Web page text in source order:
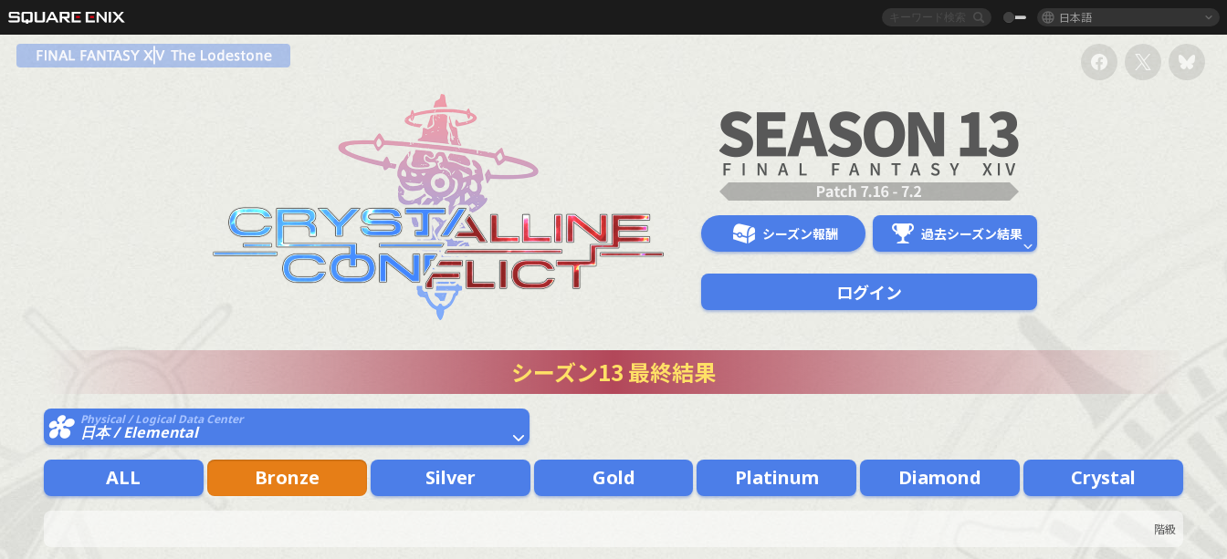
日本語
シーズン報酬 過去シーズン結果
ログイン
シーズン13 最終結果
Physical / Logical Data Center
日本 / Elemental
ALL Bronze Silver Gold Platinum Diamond Crystal
階級